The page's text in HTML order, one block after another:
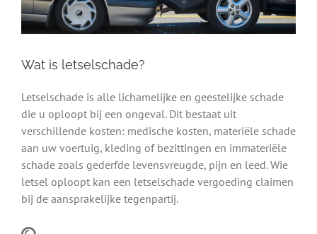
Wat is letselschade?
Letselschade is alle lichamelijke en geestelijke schade
die u oploopt bij een ongeval. Dit bestaat uit
verschillende kosten: medische kosten, materiële schade
aan uw voertuig, kleding of bezittingen en immateriële
schade zoals gederfde levensvreugde, pijn en leed. Wie
letsel oploopt kan een letselschade vergoeding claimen
bij de aansprakelijke tegenpartij.